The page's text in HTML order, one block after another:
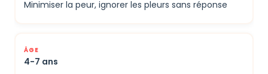
Minimiser la peur, ignorer les pleurs sans réponse
4-7 ans